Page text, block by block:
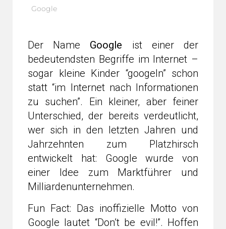
Google
Der Name Google ist einer der
bedeutendsten Begriffe im Internet –
sogar kleine Kinder “googeln” schon
statt “im Internet nach Informationen
zu suchen”. Ein kleiner, aber feiner
Unterschied, der bereits verdeutlicht,
wer sich in den letzten Jahren und
Jahrzehnten zum Platzhirsch
entwickelt hat: Google wurde von
einer Idee zum Marktführer und
Milliardenunternehmen.
Fun Fact: Das inoffizielle Motto von
Google lautet “Don’t be evil!”. Hoffen